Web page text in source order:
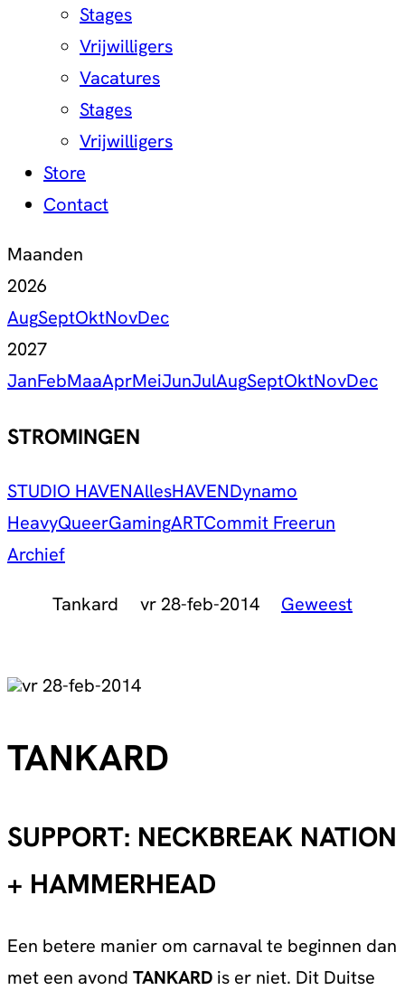
Stages
Vrijwilligers
Vacatures
Stages
Vrijwilligers
Store
Contact
Maanden
2026
AugSeptOktNovDec
2027
JanFebMaaAprMeiJunJulAugSeptOktNovDec
STROMINGEN
STUDIO HAVENAllesHAVENDynamo
HeavyQueerGamingARTCommit Freerun
Archief
Tankard vr 28-feb-2014 Geweest
vr 28-feb-2014
TANKARD
SUPPORT: NECKBREAK NATION
+ HAMMERHEAD
Een betere manier om carnaval te beginnen dan
met een avond TANKARD is er niet. Dit Duitse